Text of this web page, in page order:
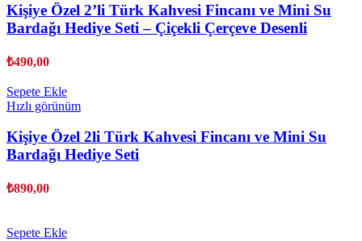
Kişiye Özel 2’li Türk Kahvesi Fincanı ve Mini Su
Bardağı Hediye Seti – Çiçekli Çerçeve Desenli
₺490,00
Sepete Ekle
Hızlı görünüm
Kişiye Özel 2li Türk Kahvesi Fincanı ve Mini Su
Bardağı Hediye Seti
₺890,00
Sepete Ekle